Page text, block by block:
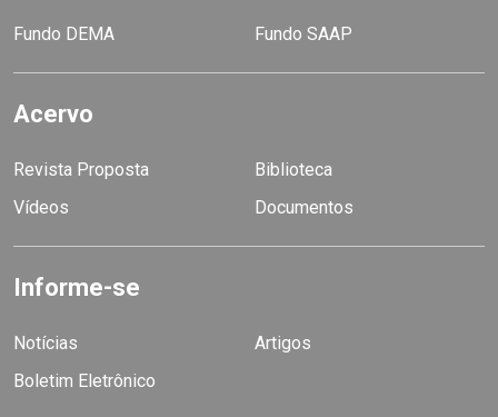
Fundo DEMA Fundo SAAP
Acervo
Revista Proposta
Biblioteca
Vídeos
Documentos
Informe-se
Notícias
Artigos
Boletim Eletrônico